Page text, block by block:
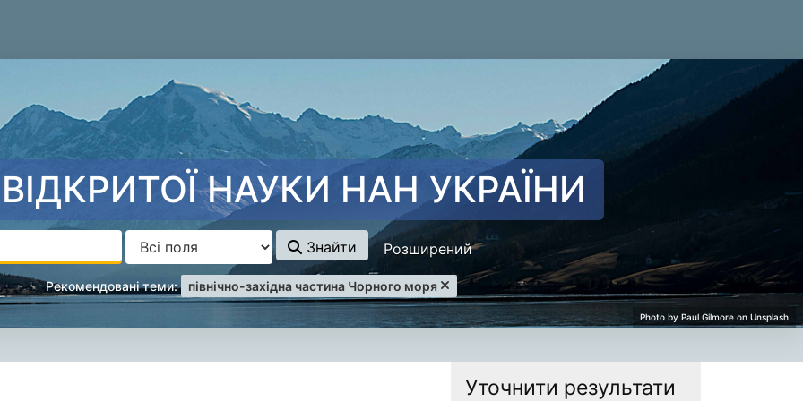
НАУКИ НАН УКРАЇНИ
Знайти Розширений
applied_filters
Рекомендовані теми: Remove filter
північно-західна частина Чорного моря
Уточнити результати